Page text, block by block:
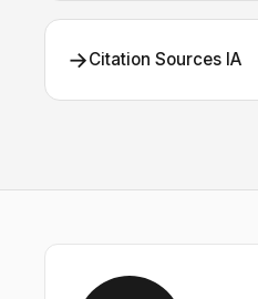
→Citation Sources IA